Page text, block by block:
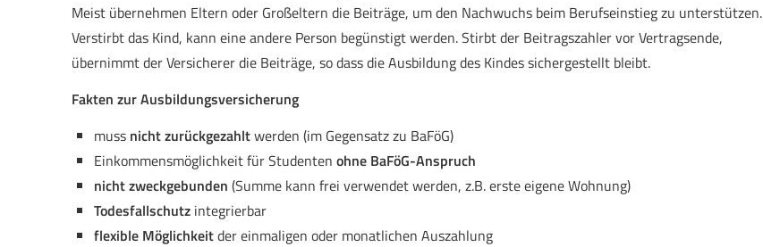
Meist übernehmen Eltern oder Großeltern die Beiträge, um den Nachwuchs beim Berufseinstieg zu unterstützen.
Verstirbt das Kind, kann eine andere Person begünstigt werden. Stirbt der Beitragszahler vor Vertragsende,
übernimmt der Versicherer die Beiträge, so dass die Ausbildung des Kindes sichergestellt bleibt.
Fakten zur Aus­bil­dungs­ver­si­che­rung
muss nicht zurückgezahltwerden (im Gegensatz zu BaFöG)
Einkommensmöglichkeit für Studenten ohne BaFöG-Anspruch
nicht zweckgebunden (Summe kann frei verwendet werden, z.B. erste eigene Wohnung)
Todesfallschutz integrierbar
flexible Möglichkeitder einmaligen oder monatlichen Auszahlung